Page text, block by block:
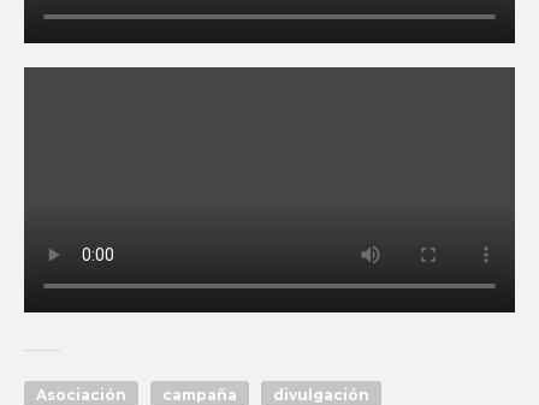
Asociación campaña divulgación